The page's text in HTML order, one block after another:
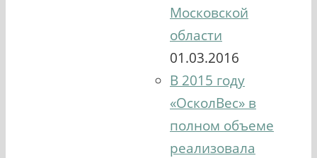
Московской
области
01.03.2016
В 2015 году
«ОсколВес» в
полном объеме
реализовала